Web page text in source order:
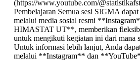
(https://www.youtube.com/
Pembelajaran Semua sesi SIGMA
melalui media sosial resmi
HIMASTAT UT**, memberikan
untuk mengikuti kegiatan ini dari mana
Untuk informasi lebih lanjut, Anda
melalui **Instagram** dan